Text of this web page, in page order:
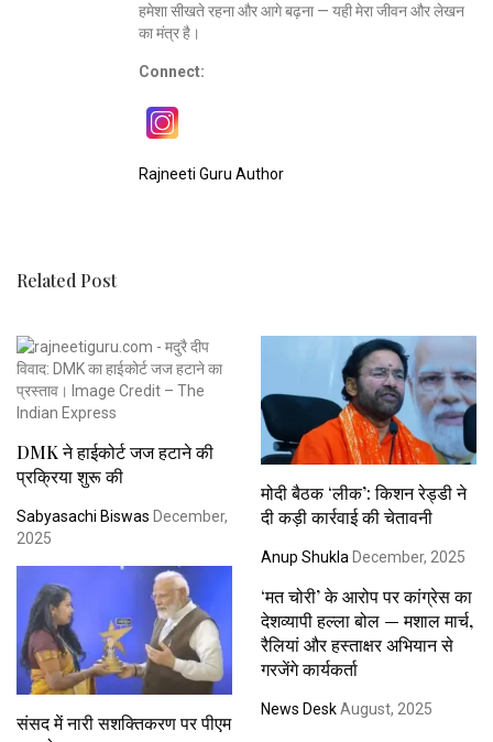
हमेशा सीखते रहना और आगे बढ़ना — यही मेरा जीवन और लेखन
का मंत्र है।
Connect:
Rajneeti Guru Author
Related Post
DMK ने हाईकोर्ट जज हटाने की
प्रक्रिया शुरू की
Sabyasachi Biswas December,
2025
मोदी बैठक ‘लीक’: किशन रेड्डी ने
दी कड़ी कार्रवाई की चेतावनी
Anup ShuklaDecember, 2025
संसद में नारी सशक्तिकरण पर पीएम
‘मत चोरी’ के आरोप पर कांग्रेस का
देशव्यापी हल्ला बोल — मशाल मार्च,
रैलियां और हस्ताक्षर अभियान से
गरजेंगे कार्यकर्ता
News DeskAugust, 2025